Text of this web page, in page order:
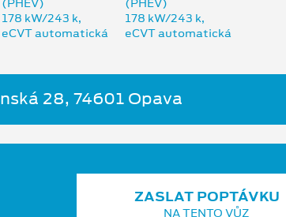
28, 74601 Opava
ZASLAT POPTÁVKU
NA TENTO VŮZ